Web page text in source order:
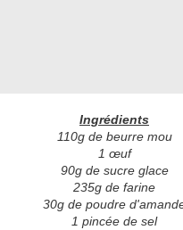
Ingrédients
110g de beurre mou
1 œuf
90g de sucre glace
235g de farine
30g de poudre
1 pincée de sel